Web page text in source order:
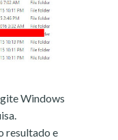
Windows
resultado e